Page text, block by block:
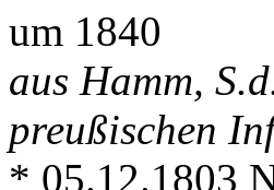
um 1840
aus Hamm,
preußischen
* 05.12.1803